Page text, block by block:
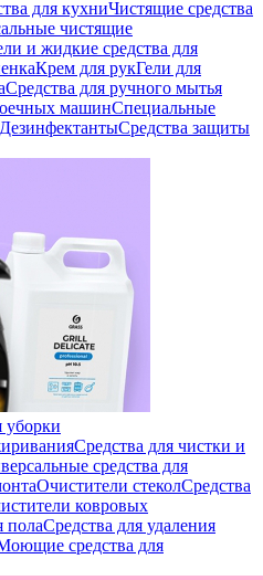
для кухниЧистящие средства
чистящие
и жидкие средства для
Крем для рукГели для
Средства для ручного мытья
машинСпециальные
ДезинфектантыСредства защиты
уборки
Средства для чистки и
средства для
Очистители стеколСредства
ковровых
полаСредства для удаления
средства для